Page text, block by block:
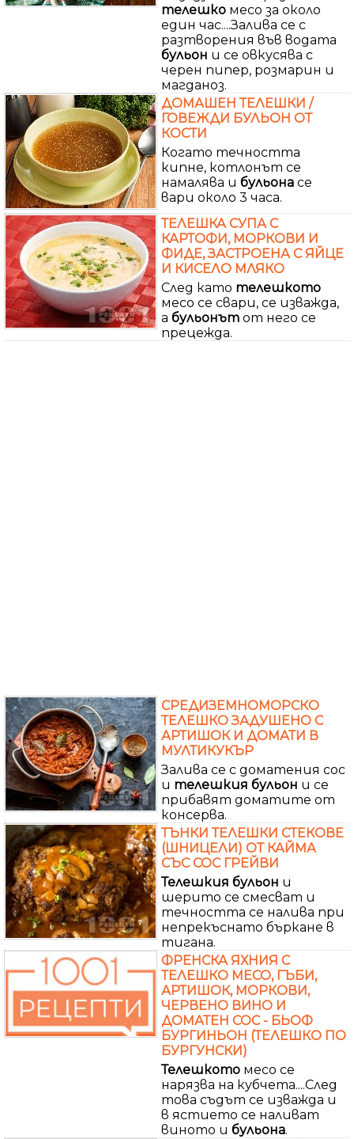
телешко месо за около
един час....Залива се с
разтворения във водата
бульон и се овкусява с
черен пипер, розмарин и
магданоз.
ДОМАШЕН ТЕЛЕШКИ /
ГОВЕЖДИ БУЛЬОН ОТ
КОСТИ
Когато течността
кипне, котлонът се
намалява и бульона се
вари около 3 часа.
ТЕЛЕШКА СУПА С
КАРТОФИ, МОРКОВИ И
ФИДЕ, ЗАСТРОЕНА С ЯЙЦЕ
И КИСЕЛО МЛЯКО
След като телешкото
месо се свари, се изважда,
а бульонът от него се
прецежда.
СРЕДИЗЕМНОМОРСКО
ТЕЛЕШКО ЗАДУШЕНО С
АРТИШОК И ДОМАТИ В
МУЛТИКУКЪР
Залива се с доматения сос
и телешкия бульон и се
прибавят доматите от
консерва.
ТЪНКИ ТЕЛЕШКИ СТЕКОВЕ
(ШНИЦЕЛИ) ОТ КАЙМА
СЪС СОС ГРЕЙВИ
Телешкия бульон и
шерито се смесват и
течността се налива при
непрекъснато бъркане в
тигана.
ФРЕНСКА ЯХНИЯ С
ТЕЛЕШКО МЕСО, ГЪБИ,
АРТИШОК, МОРКОВИ,
ЧЕРВЕНО ВИНО И
ДОМАТЕН СОС - БЬОФ
БУРГИНЬОН (ТЕЛЕШКО ПО
БУРГУНСКИ)
Телешкото месо се
нарязва на кубчета....След
това съдът се изважда и
в ястието се наливат
виното и бульона.